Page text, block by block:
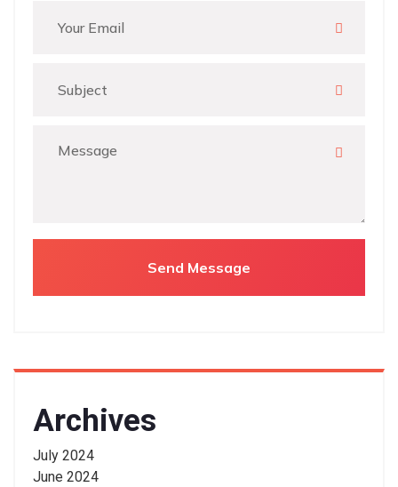
Archives
July 2024
June 2024